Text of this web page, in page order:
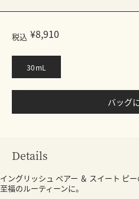
税込 ¥8,910
30mL
バッグ
Details
イングリッシュ ペアー ＆ スイート ピ
至福のルーティーンに。